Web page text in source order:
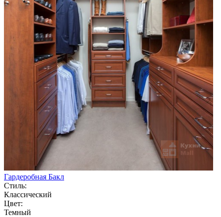
Гардеробная Бакл
Стиль:
Классический
Цвет:
Темный